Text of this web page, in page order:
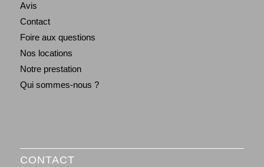
Avis
Contact
Foire aux questions
Nos locations
Notre prestation
Qui sommes-nous ?
CONTACT